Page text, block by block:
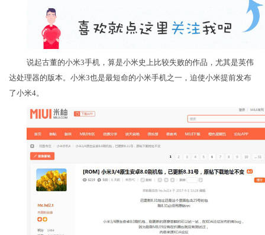
说起古董的小米3手机，算是小米史上比较失败的作品，尤其是英伟
达处理器的版本。小米3也是最短命的小米手机之一，迫使小米提前发布
了小米4。